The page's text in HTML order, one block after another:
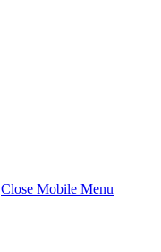
Close Mobile Menu